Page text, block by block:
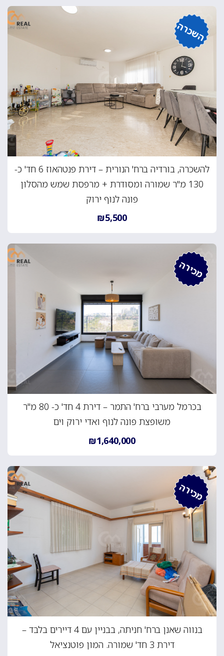
השכרה
להשכרה, בורדיה ברח' הנורית – דירת פנטהאוז 6 חד' כ-
130 מ"ר שמורה ומסודרת + מרפסת שמש מהסלון
פונה לנוף ירוק
₪5,500
מכירה
בכרמל מערבי ברח' התמר – דירת 4 חד' כ- 80 מ"ר
משופצת פונה לנוף ואדי ירוק וים
₪1,640,000
מכירה
בנווה שאנן ברח' חניתה, בבניין עם 4 דיירים בלבד –
דירת 3 חד' שמורה. המון פוטנציאל